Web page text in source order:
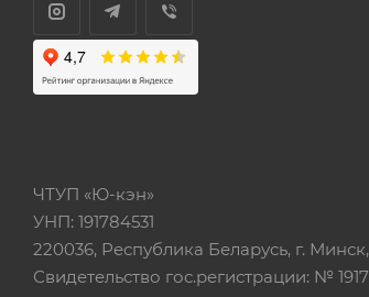
ЧТУП «Ю-кэн»
УНП: 191784531
220036, Республика Беларусь, г. Минск,
Свидетельство гос.регистрации: №